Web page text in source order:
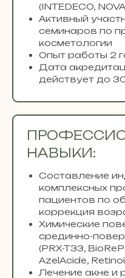
(INTEDECO,
Активный
семинаров по
косметологии
Опыт работы 2
Дата
действует до
НАВЫКИ:
Составление
комплексных
пациентов по
коррекция
Химические
срединно-
(PRX-T33,
AzelAcide,
Лечение акне и